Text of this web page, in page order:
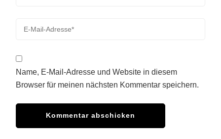
Name, E-Mail-Adresse und Website in diesem
Browser für meinen nächsten Kommentar speichern.